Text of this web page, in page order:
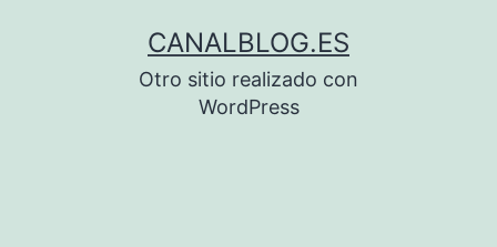
CANALBLOG.ES
Otro sitio realizado con
WordPress